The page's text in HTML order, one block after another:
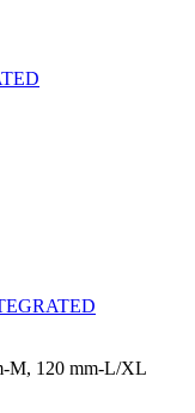
M, 120 mm-L/XL